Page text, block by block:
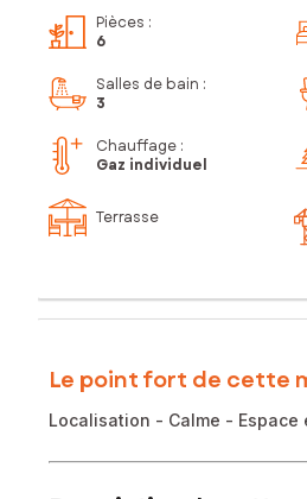
Pièces :
6
Salles de bain :
3
Chauffage :
Gaz individuel
Terrasse
Le point fort de cette
Localisation - Calme - Espace